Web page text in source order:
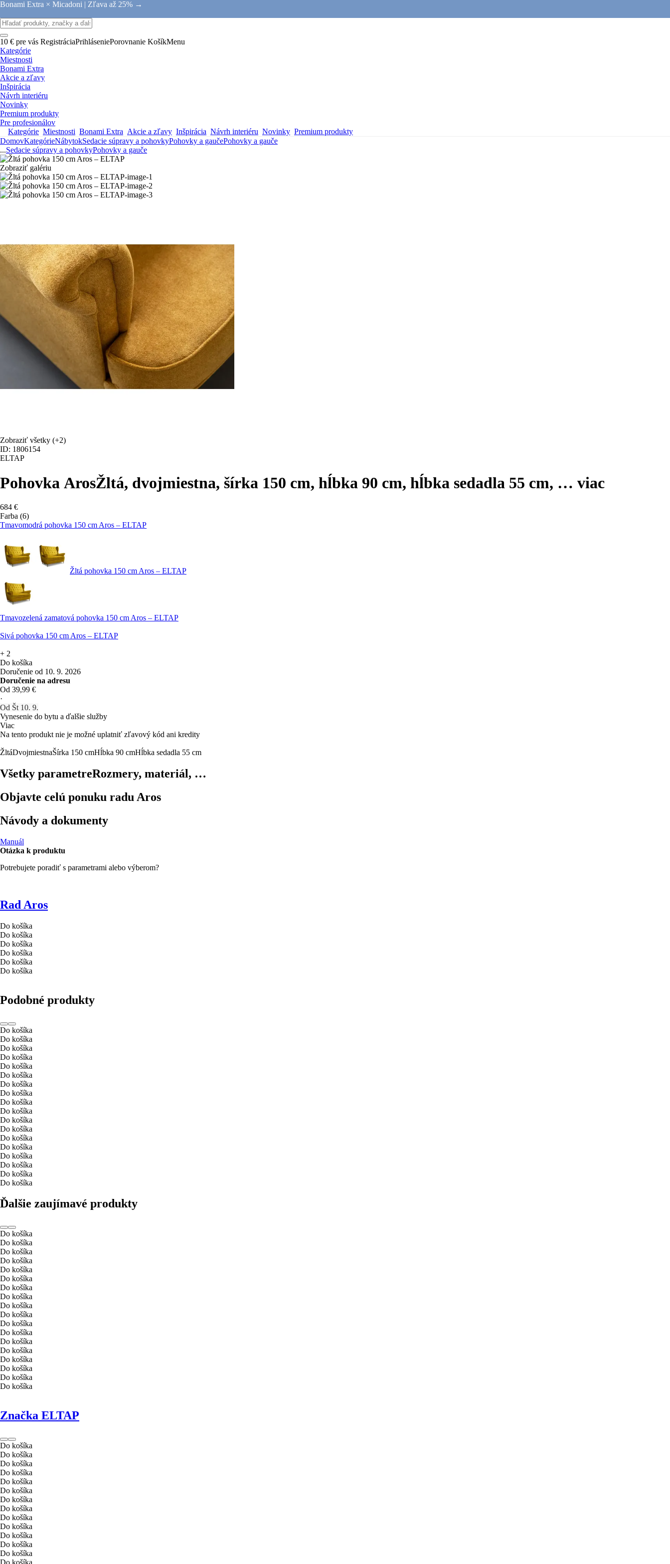
Bonami Extra × Micadoni | Zľava až 25% →
10 € pre vás RegistráciaPrihláseniePorovnanie KošíkMenu
Kategórie
Miestnosti
Bonami Extra
Akcie a zľavy
Inšpirácia
Návrh interiéru
Novinky
Premium produkty
Pre profesionálov
Kategórie Miestnosti Bonami Extra Akcie a zľavy Inšpirácia Návrh interiéru Novinky Premium produkty
DomovKategórieNábytokSedacie súpravy a pohovkyPohovky a gaučePohovky a gauče
...Sedacie súpravy a pohovkyPohovky a gauče
Zobraziť galériu
Zobraziť všetky (+2)
ID: 1806154
ELTAP
Pohovka ArosŽltá, dvojmiestna, šírka 150 cm, hĺbka 90 cm, hĺbka sedadla 55 cm, … viac
684 €
Farba (6)
Tmavomodrá pohovka 150 cm Aros – ELTAP
Žltá pohovka 150 cm Aros – ELTAP
Tmavozelená zamatová pohovka 150 cm Aros – ELTAP
Sivá pohovka 150 cm Aros – ELTAP
+ 2
Do košíka
Doručenie od 10. 9. 2026
Doručenie na adresu
Od 39,99 €
·
Od Št 10. 9.
Vynesenie do bytu a ďalšie služby
Viac
Na tento produkt nie je možné uplatniť zľavový kód ani kredity
ŽltáDvojmiestnaŠírka 150 cmHĺbka 90 cmHĺbka sedadla 55 cm
Všetky parametreRozmery, materiál, …
Objavte celú ponuku radu Aros
Návody a dokumenty
Manuál
Otázka k produktu
Potrebujete poradiť s parametrami alebo výberom?
Rad Aros
Do košíka
Do košíka
Do košíka
Do košíka
Do košíka
Do košíka
Podobné produkty
Do košíka
Do košíka
Do košíka
Do košíka
Do košíka
Do košíka
Do košíka
Do košíka
Do košíka
Do košíka
Do košíka
Do košíka
Do košíka
Do košíka
Do košíka
Do košíka
Do košíka
Do košíka
Ďalšie zaujímavé produkty
Do košíka
Do košíka
Do košíka
Do košíka
Do košíka
Do košíka
Do košíka
Do košíka
Do košíka
Do košíka
Do košíka
Do košíka
Do košíka
Do košíka
Do košíka
Do košíka
Do košíka
Do košíka
Značka ELTAP
Do košíka
Do košíka
Do košíka
Do košíka
Do košíka
Do košíka
Do košíka
Do košíka
Do košíka
Do košíka
Do košíka
Do košíka
Do košíka